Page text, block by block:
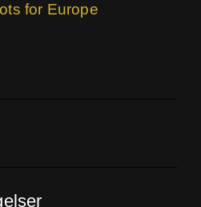
for Europe